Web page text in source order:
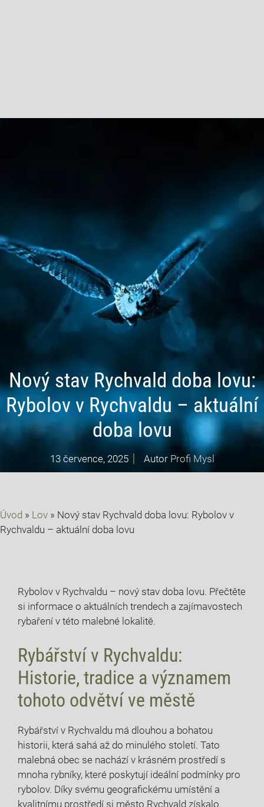
Nový stav Rychvald doba lovu:
Rybolov v Rychvaldu – aktuální
doba lovu
13 července, 2025 Autor Profi Mysl
Úvod » Lov » Nový stav Rychvald doba lovu: Rybolov v
Rychvaldu – aktuální doba lovu
Rybolov v Rychvaldu – nový stav doba lovu. Přečtěte
si‌ informace‍ o‍ aktuálních trendech a zajímavostech
rybaření v této malebné⁣ lokalitě.
Rybářství v Rychvaldu:
Historie, tradice a významem
tohoto odvětví ve městě
Rybářství v Rychvaldu má dlouhou a bohatou
historii, ⁢která sahá až​ do minulého⁣ století. Tato
malebná obec se nachází v⁤ krásném prostředí s
mnoha rybníky, které poskytují ideální podmínky pro
rybolov. Díky svému geografickému umístění a
kvalitnímu prostředí si​ město Rychvald získalo